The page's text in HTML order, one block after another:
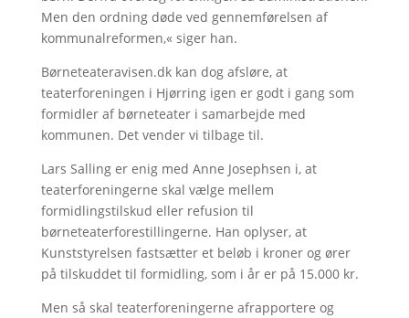
Men den ordning døde ved gennemførelsen af
kommunalreformen,« siger han.
Børneteateravisen.dk kan dog afsløre, at
teaterforeningen i Hjørring igen er godt i gang som
formidler af børneteater i samarbejde med
kommunen. Det vender vi tilbage til.
Lars Salling er enig med Anne Josephsen i, at
teaterforeningerne skal vælge mellem
formidlingstilskud eller refusion til
børneteaterforestillingerne. Han oplyser, at
Kunststyrelsen fastsætter et beløb i kroner og ører
på tilskuddet til formidling, som i år er på 15.000 kr.
Men så skal teaterforeningerne afrapportere og